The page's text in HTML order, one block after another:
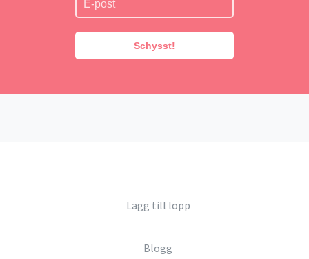
Schysst!
Lägg till lopp
Blogg